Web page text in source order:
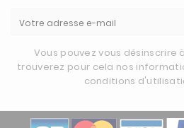
Vous pouvez vous désinscrire
trouverez pour cela nos
conditions